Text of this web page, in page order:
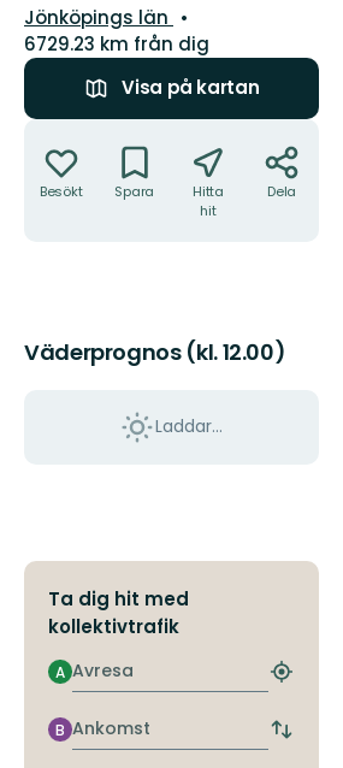
Län:
Jönköpings län
6729.23 km från dig
Visa på kartan
Besökt Spara
Hitta
hit
Dela
Väderprognos (kl. 12.00)
Laddar...
Ta dig hit med
kollektivtrafik
Avresa
A
Hitta
hållplats
Ankomst
B
Byt